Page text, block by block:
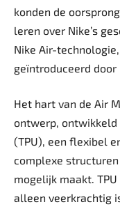
konden de
leren over Nike’s
Nike Air-
geïntroduceerd door
Het hart van de Air
ontwerp,
(TPU), een flexibel
complexe
mogelijk maakt.
alleen veerkrachtig